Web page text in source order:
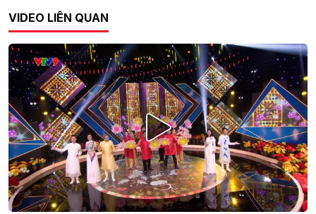
VIDEO LIÊN QUAN